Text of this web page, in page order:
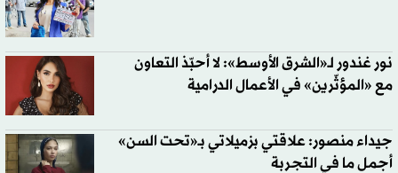
نور غندور لـ«الشرق الأوسط»: لا أحبّذ التعاون
مع «المؤثّرين» في الأعمال الدرامية
جيداء منصور: علاقتي بزميلاتي بـ«تحت السن»
أجمل ما في التجربة